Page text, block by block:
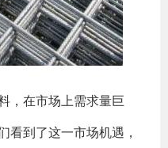
，在市场上需求量巨
看到了这一市场机遇，